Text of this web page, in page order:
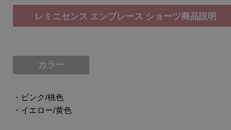
レミニセンス エンブレース ショーツ商品説明
カラー
・ピンク/桃色
・イエロー/黄色